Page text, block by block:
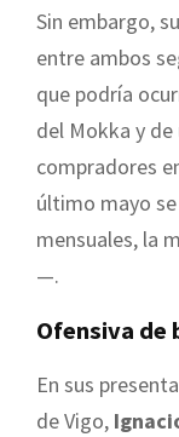
Sin embargo,
entre ambos
que podría
del Mokka y
compradores
último mayo
mensuales, la
—.
Ofensiva de
En sus
de Vigo,